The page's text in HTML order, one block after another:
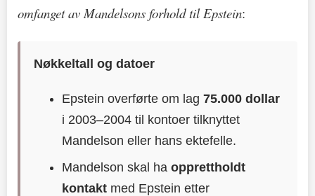
omfanget av Mandelsons forhold til Epstein:
Nøkkeltall og datoer
Epstein overførte om lag75.000 dollar
i 2003–2004 til kontoer tilknyttet
Mandelson eller hans ektefelle.
Mandelson skal haopprettholdt
kontakt med Epstein etter